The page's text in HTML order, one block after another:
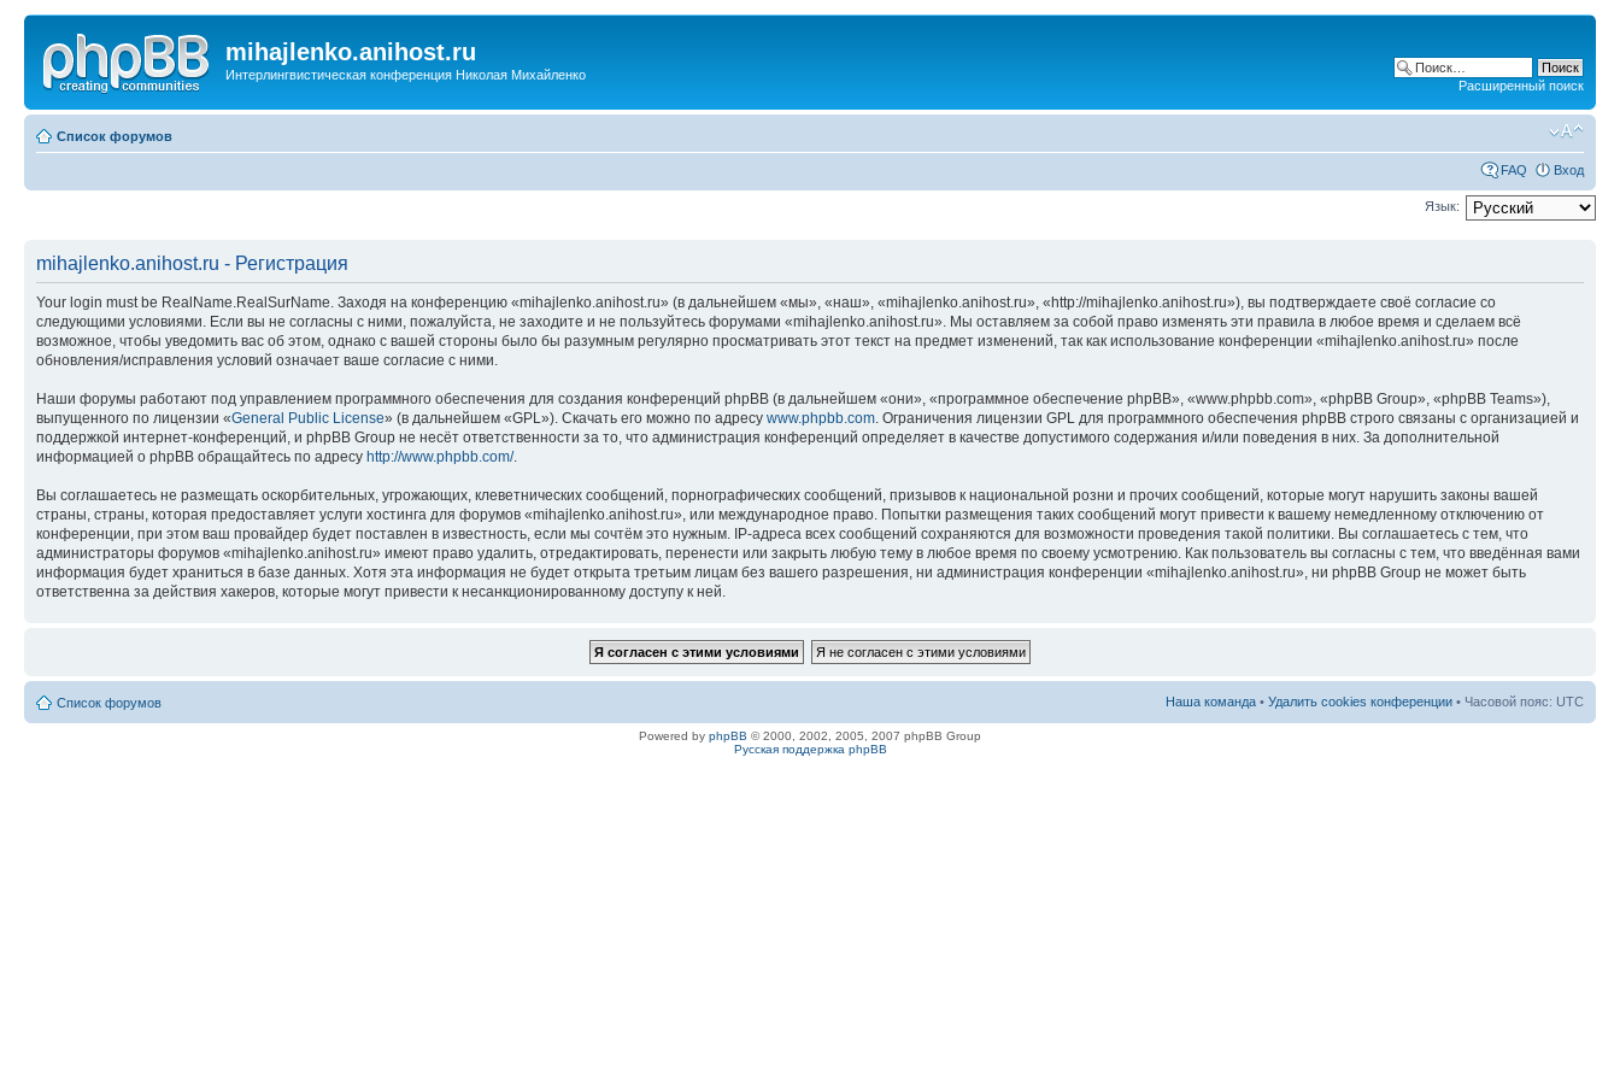
mihajlenko.anihost.ru
Интерлингвистическая конференция Николая Михайленко
Расширенный поиск
Список форумов
FAQ Вход
Язык:
mihajlenko.anihost.ru - Регистрация
Your login must be RealName.RealSurName. Заходя на конференцию «mihajlenko.anihost.ru» (в дальнейшем «мы», «наш», «mihajlenko.anihost.ru», «http://mihajlenko.anihost.ru»), вы подтверждаете своё согласие со
следующими условиями. Если вы не согласны с ними, пожалуйста, не заходите и не пользуйтесь форумами «mihajlenko.anihost.ru». Мы оставляем за собой право изменять эти правила в любое время и сделаем всё
возможное, чтобы уведомить вас об этом, однако с вашей стороны было бы разумным регулярно просматривать этот текст на предмет изменений, так как использование конференции «mihajlenko.anihost.ru» после
обновления/исправления условий означает ваше согласие с ними.
Наши форумы работают под управлением программного обеспечения для создания конференций phpBB (в дальнейшем «они», «программное обеспечение phpBB», «www.phpbb.com», «phpBB Group», «phpBB Teams»),
выпущенного по лицензии «General Public License» (в дальнейшем «GPL»). Скачать его можно по адресу www.phpbb.com. Ограничения лицензии GPL для программного обеспечения phpBB строго связаны с организацией и
поддержкой интернет-конференций, и phpBB Group не несёт ответственности за то, что администрация конференций определяет в качестве допустимого содержания и/или поведения в них. За дополнительной
информацией о phpBB обращайтесь по адресу http://www.phpbb.com/.
Вы соглашаетесь не размещать оскорбительных, угрожающих, клеветнических сообщений, порнографических сообщений, призывов к национальной розни и прочих сообщений, которые могут нарушить законы вашей
страны, страны, которая предоставляет услуги хостинга для форумов «mihajlenko.anihost.ru», или международное право. Попытки размещения таких сообщений могут привести к вашему немедленному отключению от
конференции, при этом ваш провайдер будет поставлен в известность, если мы сочтём это нужным. IP-адреса всех сообщений сохраняются для возможности проведения такой политики. Вы соглашаетесь с тем, что
администраторы форумов «mihajlenko.anihost.ru» имеют право удалить, отредактировать, перенести или закрыть любую тему в любое время по своему усмотрению. Как пользователь вы согласны с тем, что введённая вами
информация будет храниться в базе данных. Хотя эта информация не будет открыта третьим лицам без вашего разрешения, ни администрация конференции «mihajlenko.anihost.ru», ни phpBB Group не может быть
ответственна за действия хакеров, которые могут привести к несанкционированному доступу к ней.
Список форумов Наша команда • Удалить cookies конференции • Часовой пояс: UTC
Powered by phpBB © 2000, 2002, 2005, 2007 phpBB Group
Русская поддержка phpBB